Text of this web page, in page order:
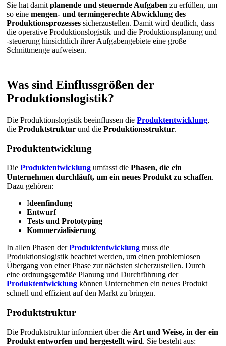
Sie hat damit planende und steuernde Aufgaben zu erfüllen, um
so eine mengen- und termingerechte Abwicklung des
Produktionsprozesses sicherzustellen. Damit wird deutlich, dass
die operative Produktionslogistik und die Produktionsplanung und
-steuerung hinsichtlich ihrer Aufgabengebiete eine große
Schnittmenge aufweisen.
Was sind Einflussgrößen der
Produktionslogistik?
Die Produktionslogistik beeinflussen die Produktentwicklung,
die Produktstruktur und die Produktionsstruktur.
Produktentwicklung
Die Produktentwicklung umfasst die Phasen, die ein
Unternehmen durchläuft, um ein neues Produkt zu schaffen.
Dazu gehören:
Ideenfindung
Entwurf
Tests und Prototyping
Kommerzialisierung
In allen Phasen derProduktentwicklung muss die
Produktionslogistik beachtet werden, um einen problemlosen
Übergang von einer Phase zur nächsten sicherzustellen. Durch
eine ordnungsgemäße Planung und Durchführung der
Produktentwicklung können Unternehmen ein neues Produkt
schnell und effizient auf den Markt zu bringen.
Produktstruktur
Die Produktstruktur informiert über die Art und Weise, in der ein
Produkt entworfen und hergestellt wird. Sie besteht aus: